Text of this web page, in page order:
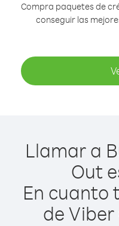
Compra paquetes de
conseguir las
Llamar a
Out
En cuanto
de